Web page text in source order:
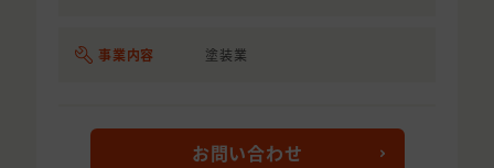
事業内容 塗装業
お問い合わせ